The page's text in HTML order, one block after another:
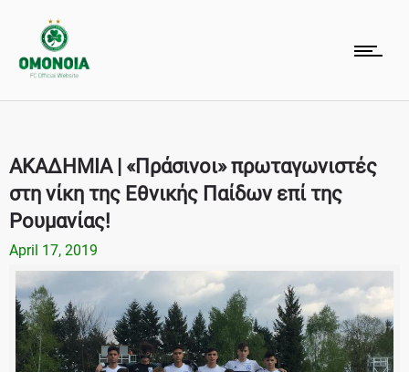
ΑΚΑΔΗΜΙΑ | «Πράσινοι» πρωταγωνιστές
στη νίκη της Εθνικής Παίδων επί της
Ρουμανίας!
April 17, 2019